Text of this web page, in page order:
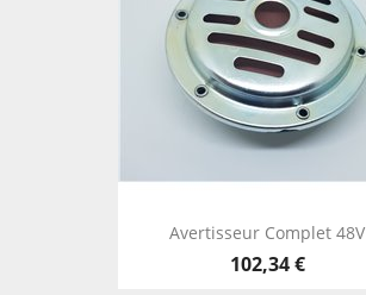
Avertisseur Complet 48V
102,34 €